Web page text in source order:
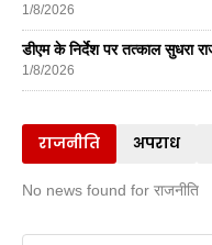
1/8/2026
डीएम के निर्देश पर तत्काल सुधरा
1/8/2026
राजनीति अपराध
No news found for राजनीति